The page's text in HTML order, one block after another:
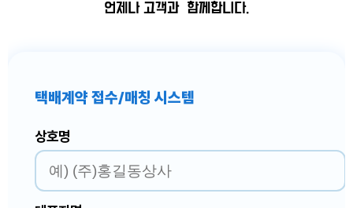
언제나 고객과 함께합니다.